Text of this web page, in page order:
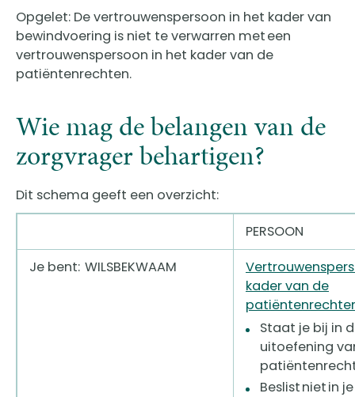
Opgelet: De vertrouwenspersoon in het kader van
bewindvoering is niet te verwarren met een
vertrouwenspersoon in het kader van de
patiëntenrechten.
Wie mag de belangen van de
zorgvrager behartigen?
Dit schema geeft een overzicht:
PERSOON
Je bent: WILSBEKWAAM
kader van de
Staat je bij in
uitoefening
Beslist niet in